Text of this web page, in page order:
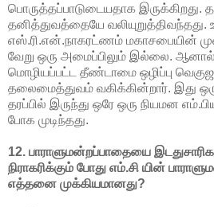
பொருத்தப்பாடுடையதாக
தனித்துவத்தையே வலியுறுத்திவந்தது.
எஸ்.ரி.என்.நாகரட்ணம் மகாசபையின்
வேறு ஒரு அமைப்பிலும் இல்லை. ஆனால்
மொழியப்பட்ட தீண்டாமை ஒழிப்பு
தலைமைத்துவம் வகிக்கின்றார். இது
தரப்பில் இருந்து ஒரே ஒரு நியமன
போக முடிந்தது.
12. பாராளுமன்றப்பாதையை
நிராகரிக்கும் போது எம்.சி யின்
எத்தனை முக்கியமானது?